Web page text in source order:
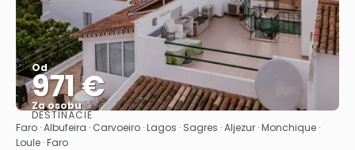
Od
971 €
Za osobu
Pozrieť sa
DESTINÁCIE
Faro · Albufeira · Carvoeiro · Lagos · Sagres · Aljezur · Monchique ·
Loule · Faro